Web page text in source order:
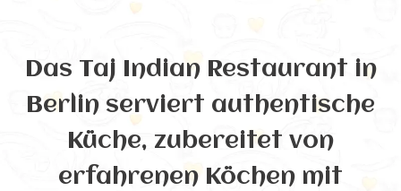
Das Taj Indian Restaurant in
Berlin serviert authentische
Küche, zubereitet von
erfahrenen Köchen mit